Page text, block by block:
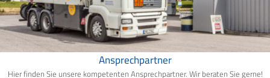
Ansprechpartner
Hier finden Sie unsere kompetenten Ansprechpartner. Wir beraten Sie gerne!